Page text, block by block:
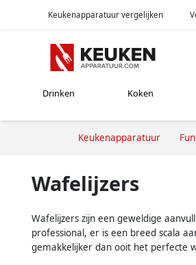
Keukenapparatuur vergelijken
Drinken Koken
Keukenapparatuur
Wafelijzers
Wafelijzers zijn een geweldige
professional, er is een breed scala
gemakkelijker dan ooit het perfecte